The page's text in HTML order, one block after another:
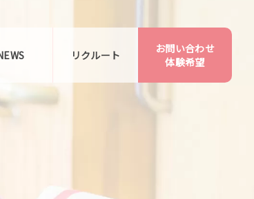
リクルート
お問い合わせ
体験希望